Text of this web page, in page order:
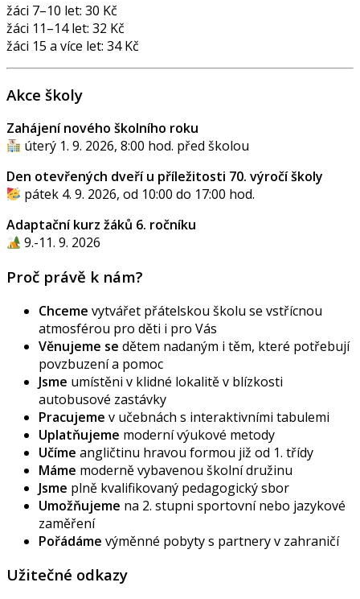
žáci 7–10 let: 30 Kč
žáci 11–14 let: 32 Kč
žáci 15 a více let: 34 Kč
Akce školy
Zahájení nového školního roku
úterý 1. 9. 2026, 8:00 hod. před školou
Den otevřených dveří u příležitosti 70. výročí školy
pátek 4. 9. 2026, od 10:00 do 17:00 hod.
Adaptační kurz žáků 6. ročníku
9.-11. 9. 2026
Proč právě k nám?
Chceme vytvářet přátelskou školu se vstřícnou
atmosférou pro děti i pro Vás
Věnujeme se dětem nadaným i těm, které potřebují
povzbuzení a pomoc
Jsme umístěni v klidné lokalitě v blízkosti
autobusové zastávky
Pracujeme v učebnách s interaktivními tabulemi
Uplatňujeme moderní výukové metody
Učíme angličtinu hravou formou již od 1. třídy
Máme moderně vybavenou školní družinu
Jsme plně kvalifikovaný pedagogický sbor
Umožňujeme na 2. stupni sportovní nebo jazykové
zaměření
Pořádáme výměnné pobyty s partnery v zahraničí
Užitečné odkazy